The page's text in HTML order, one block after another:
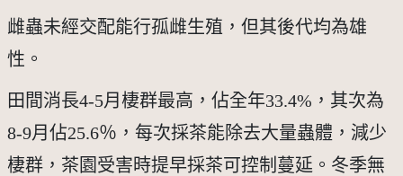
雌蟲未經交配能行孤雌生殖，但其後代均為雄
性。
田間消長4-5月棲群最高，佔全年33.4%，其次為
8-9月佔25.6％，每次採茶能除去大量蟲體，減少
棲群，茶園受害時提早採茶可控制蔓延。冬季無